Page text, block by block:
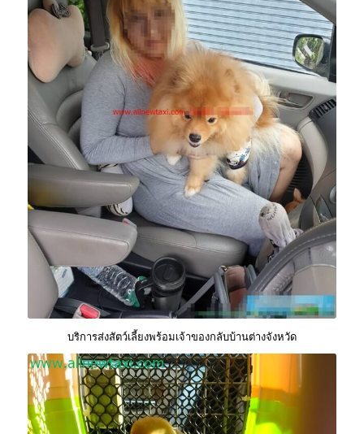
บริการส่งสัตว์เลี้ยงพร้อมเจ้าของกลับบ้านต่างจังหวัด